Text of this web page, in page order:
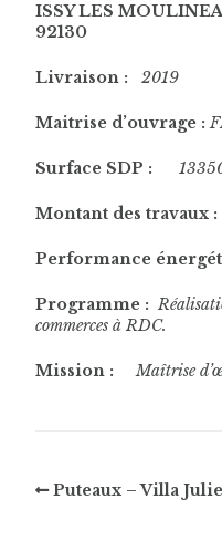
ISSY LES
92130
Livraison : 2019
Maitrise d’ouvrage :
Surface SDP :
Montant des travaux :
Performance
Programme :
commerces à RDC.
Mission :Maîtrise
Puteaux – Villa